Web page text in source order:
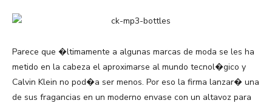
Parece que �ltimamente a algunas marcas de moda se les ha
metido en la cabeza el aproximarse al mundo tecnol�gico y
Calvin Klein no pod�a ser menos. Por eso la firma lanzar� una
de sus fragancias en un moderno envase con un altavoz para